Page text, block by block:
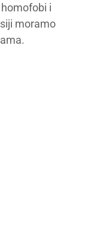
i
moramo